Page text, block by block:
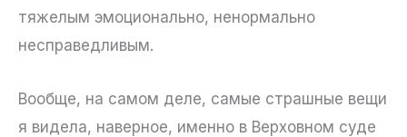
тяжелым эмоционально, ненормально
несправедливым.
Вообще, на самом деле, самые страшные вещи
я видела, наверное, именно в Верховном суде